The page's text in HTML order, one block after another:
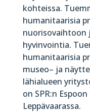
kohteissa.
humanitaarisia
nuorisovaihtoon
hyvinvointia.
humanitaarisia
museo– ja
lähialueen
on SPR:n
Leppävaarassa.